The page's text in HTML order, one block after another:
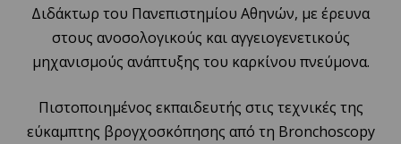
Διδάκτωρ του Πανεπιστημίου Αθηνών, με έρευνα
στους ανοσολογικούς και αγγειογενετικούς
μηχανισμούς ανάπτυξης του καρκίνου πνεύμονα.
Πιστοποιημένος εκπαιδευτής στις τεχνικές της
εύκαμπτης βρογχοσκόπησης από τη Bronchoscopy